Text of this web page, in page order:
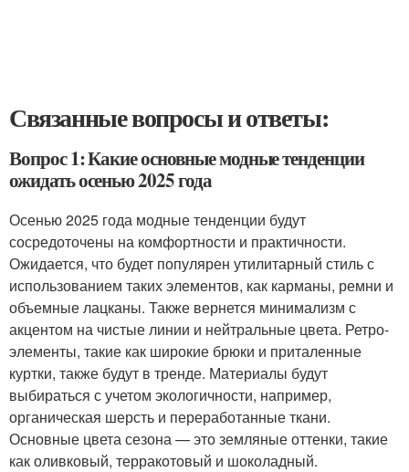
Связанные вопросы и ответы:
Вопрос 1: Какие основные модные тенденции
ожидать осенью 2025 года
Осенью 2025 года модные тенденции будут
сосредоточены на комфортности и практичности.
Ожидается, что будет популярен утилитарный стиль с
использованием таких элементов, как карманы, ремни и
объемные лацканы. Также вернется минимализм с
акцентом на чистые линии и нейтральные цвета. Ретро-
элементы, такие как широкие брюки и приталенные
куртки, также будут в тренде. Материалы будут
выбираться с учетом экологичности, например,
органическая шерсть и переработанные ткани.
Основные цвета сезона — это земляные оттенки, такие
как оливковый, терракотовый и шоколадный.